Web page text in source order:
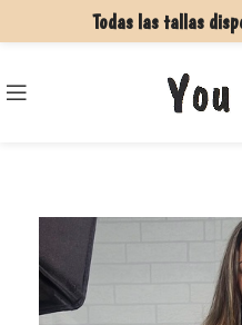
Todas las tallas